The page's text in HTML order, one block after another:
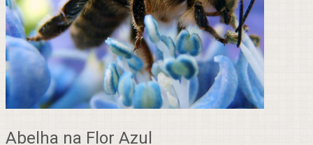
Abelha na Flor Azul